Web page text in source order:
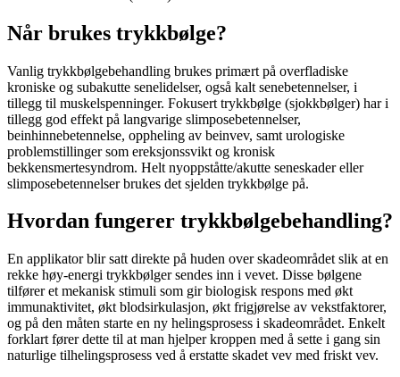
Når brukes trykkbølge?
Vanlig trykkbølgebehandling brukes primært på overfladiske
kroniske og subakutte senelidelser, også kalt senebetennelser, i
tillegg til muskelspenninger. Fokusert trykkbølge (sjokkbølger) har i
tillegg god effekt på langvarige slimposebetennelser,
beinhinnebetennelse, oppheling av beinvev, samt urologiske
problemstillinger som ereksjonssvikt og kronisk
bekkensmertesyndrom. Helt nyoppståtte/akutte seneskader eller
slimposebetennelser brukes det sjelden trykkbølge på.
Hvordan fungerer trykkbølgebehandling?
En applikator blir satt direkte på huden over skadeområdet slik at en
rekke høy-energi trykkbølger sendes inn i vevet. Disse bølgene
tilfører et mekanisk stimuli som gir biologisk respons med økt
immunaktivitet, økt blodsirkulasjon, økt frigjørelse av vekstfaktorer,
og på den måten starte en ny helingsprosess i skadeområdet. Enkelt
forklart fører dette til at man hjelper kroppen med å sette i gang sin
naturlige tilhelingsprosess ved å erstatte skadet vev med friskt vev.